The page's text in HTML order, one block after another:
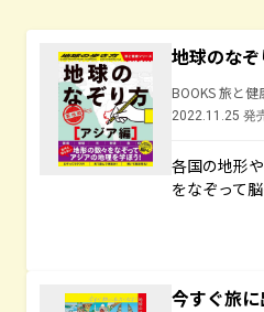
地球のな
BOOKS 旅と健
2022.11.25 発
各国の地形
をなぞって
今すぐ旅